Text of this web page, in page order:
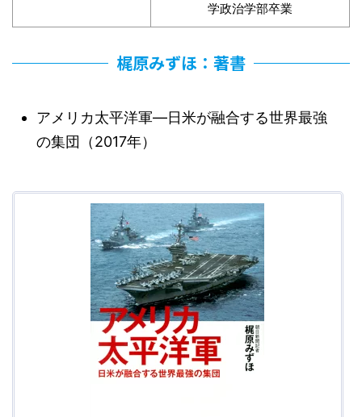
学政治学部卒業
梶原みずほ：著書
アメリカ太平洋軍―日米が融合する世界最強
の集団（2017年）